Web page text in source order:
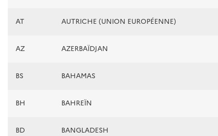
AT AUTRICHE (UNION EUROPÉENNE)
AZ AZERBAÏDJAN
BS BAHAMAS
BH BAHREÏN
BD BANGLADESH